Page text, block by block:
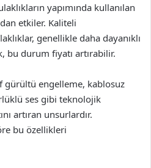
yapımında kullanılan
etkiler. Kaliteli
genellikle daha dayanıklı
bu durum fiyatı artırabilir.
engelleme, kablosuz
ses gibi teknolojik
artıran unsurlardır.
bu özellikleri